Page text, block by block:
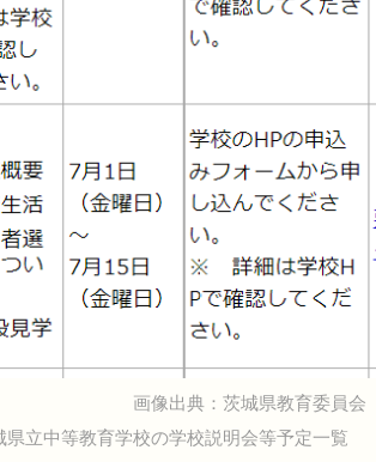
画像出典：茨城県教育委員会
立中等教育学校の学校説明会等予定一覧